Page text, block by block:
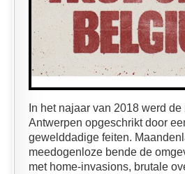
In het najaar van 2018 werd de
Antwerpen opgeschrikt door
gewelddadige feiten.
meedogenloze bende de
met home-invasions, brutale